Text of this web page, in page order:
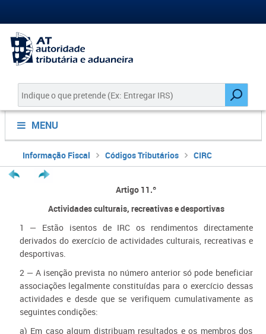
MENU
Informação Fiscal Códigos Tributários CIRC
Artigo 11.º
Actividades culturais, recreativas e desportivas
1 — Estão isentos de IRC os rendimentos directamente
derivados do exercício de actividades culturais, recreativas e
desportivas.
2 — A isenção prevista no número anterior só pode beneficiar
associações legalmente constituídas para o exercício dessas
actividades e desde que se verifiquem cumulativamente as
seguintes condições:
a) Em caso algum distribuam resultados e os membros dos